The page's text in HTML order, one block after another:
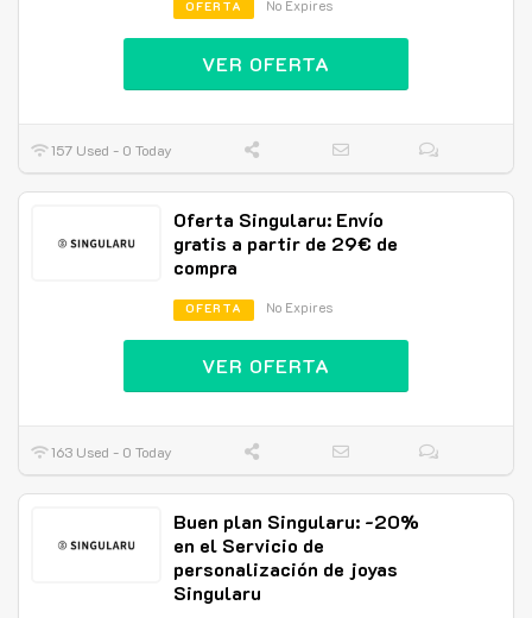
OFERTA No Expires
VER OFERTA
157 Used - 0 Today
Oferta Singularu: Envío
gratis a partir de 29€ de
compra
OFERTA No Expires
VER OFERTA
163 Used - 0 Today
Buen plan Singularu: -20%
en el Servicio de
personalización de joyas
Singularu